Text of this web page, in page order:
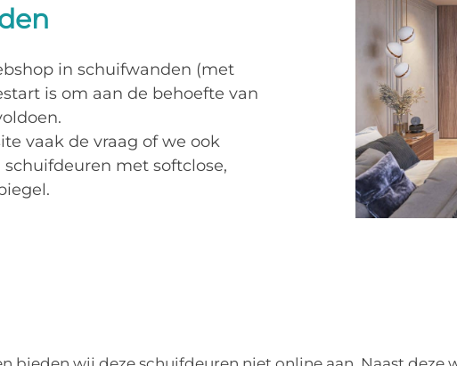
in schuifwanden (met
is om aan de behoefte van
vaak de vraag of we ook
met softclose,